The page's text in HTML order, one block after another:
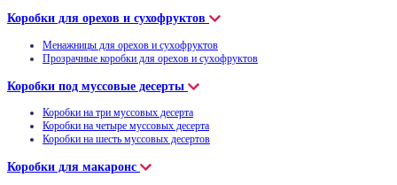
Коробки для орехов и сухофруктов
Менажницы для орехов и сухофруктов
Прозрачные коробки для орехов и сухофруктов
Коробки под муссовые десерты
Коробки на три муссовых десерта
Коробки на четыре муссовых десерта
Коробки на шесть муссовых десертов
Коробки для макаронс